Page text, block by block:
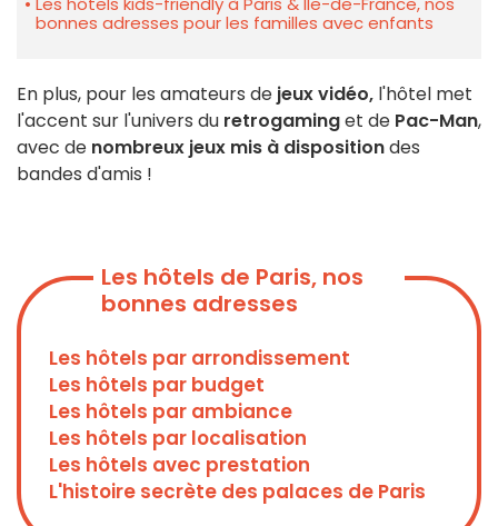
bonnes adresses pour les familles avec enfants
En plus, pour les amateurs de jeux vidéo, l'hôtel met
l'accent sur l'univers du retrogaminget de Pac-Man,
avec de nombreux jeux mis à dispositiondes
bandes d'amis !
Les hôtels de Paris, nos
bonnes adresses
Les hôtels par arrondissement
Les hôtels par budget
Les hôtels par ambiance
Les hôtels par localisation
Les hôtels avec prestation
L'histoire secrète des palaces de Paris